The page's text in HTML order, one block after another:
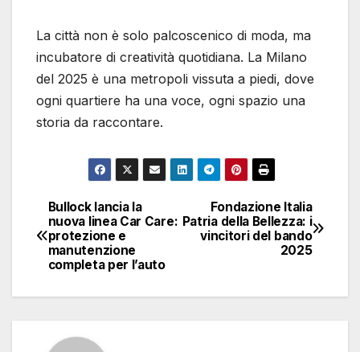
La città non è solo palcoscenico di moda, ma
incubatore di creatività quotidiana. La Milano
del 2025 è una metropoli vissuta a piedi, dove
ogni quartiere ha una voce, ogni spazio una
storia da raccontare.
Navigazione
articoli
Fondazione Italia
Patria della Bellezza: i
vincitori del bando
2025
Bullock lancia la
nuova linea Car Care:
protezione e
manutenzione
completa per l’auto